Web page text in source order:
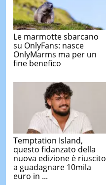
Le marmotte sbarcano
su OnlyFans: nasce
OnlyMarms ma per un
fine benefico
Temptation Island,
questo fidanzato della
nuova edizione è riuscito
a guadagnare 10mila
euro in ...